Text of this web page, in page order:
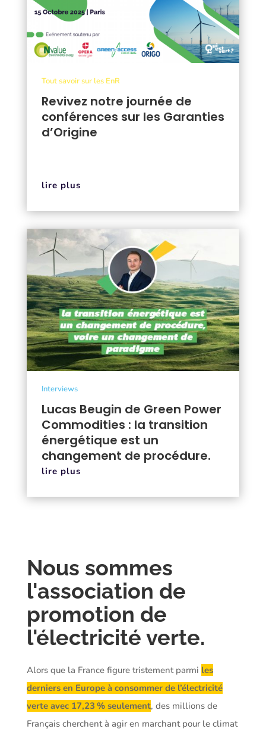
Revivez notre journée de
conférences sur les Garanties
d’Origine
Tout savoir sur les EnR
lire plus
Lucas Beugin de Green Power
Commodities : la transition
énergétique est un
changement de procédure.
Interviews
lire plus
Nous sommes
l'association de
promotion de
l'électricité verte.
Alors que la France figure tristement parmi les
derniers en Europe à consommer de l’électricité
verte avec 17,23 % seulement, des millions de
Français cherchent à agir en marchant pour le climat